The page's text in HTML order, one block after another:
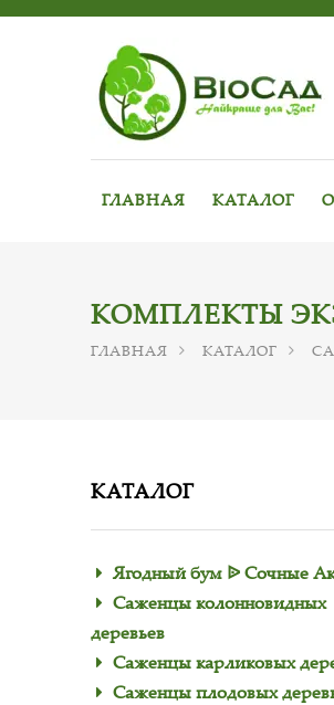
ГЛАВНАЯ КАТАЛОГ
КОМПЛЕКТЫ
ГЛАВНАЯ КАТАЛОГ
КАТАЛОГ
Ягодный бум ᐉ Сочные
Саженцы колонновидных
деревьев
Саженцы карликовых
Саженцы плодовых